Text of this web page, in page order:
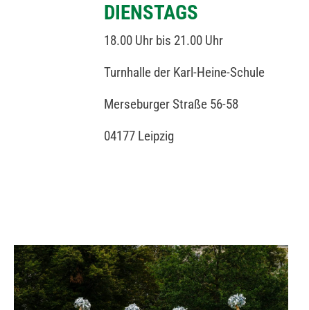
DIENSTAGS
18.00 Uhr bis 21.00 Uhr
Turnhalle der Karl-Heine-Schule
Merseburger Straße 56-58
04177 Leipzig